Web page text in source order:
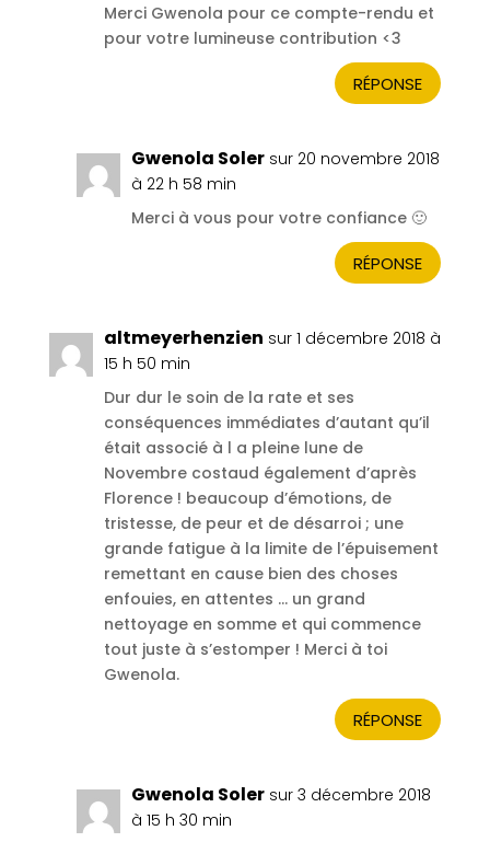
Merci Gwenola pour ce compte-rendu et
pour votre lumineuse contribution <3
RÉPONSE
Gwenola Soler sur 20 novembre 2018
à 22 h 58 min
Merci à vous pour votre confiance 🙂
RÉPONSE
altmeyerhenzien sur 1 décembre 2018 à
15 h 50 min
Dur dur le soin de la rate et ses
conséquences immédiates d’autant qu’il
était associé à l a pleine lune de
Novembre costaud également d’après
Florence ! beaucoup d’émotions, de
tristesse, de peur et de désarroi ; une
grande fatigue à la limite de l’épuisement
remettant en cause bien des choses
enfouies, en attentes … un grand
nettoyage en somme et qui commence
tout juste à s’estomper ! Merci à toi
Gwenola.
RÉPONSE
Gwenola Soler sur 3 décembre 2018
à 15 h 30 min